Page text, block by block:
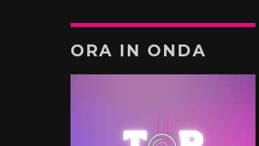
ORA IN ONDA